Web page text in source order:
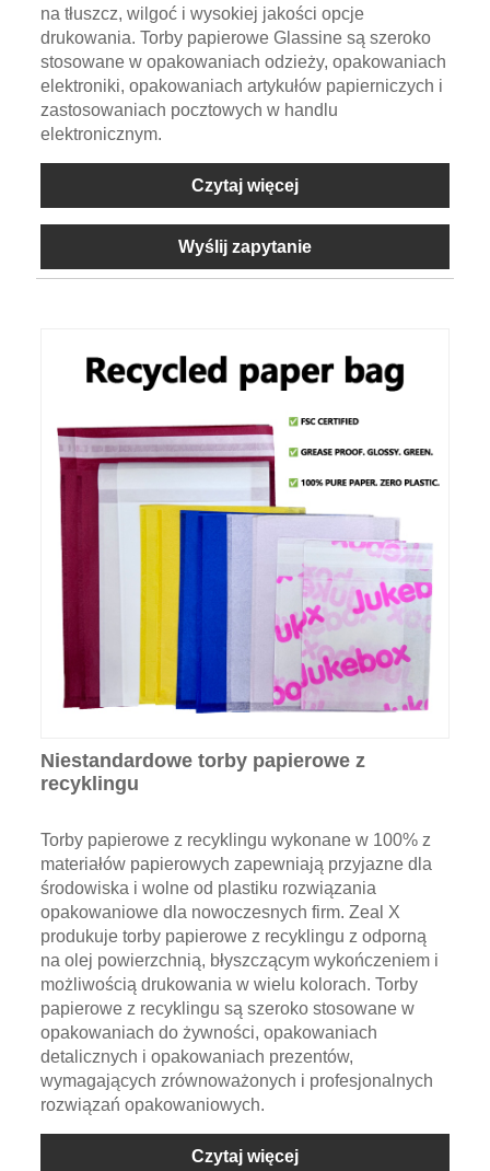
na tłuszcz, wilgoć i wysokiej jakości opcje
drukowania. Torby papierowe Glassine są szeroko
stosowane w opakowaniach odzieży, opakowaniach
elektroniki, opakowaniach artykułów papierniczych i
zastosowaniach pocztowych w handlu
elektronicznym.
Czytaj więcej
Wyślij zapytanie
Niestandardowe torby papierowe z
recyklingu
Torby papierowe z recyklingu wykonane w 100% z
materiałów papierowych zapewniają przyjazne dla
środowiska i wolne od plastiku rozwiązania
opakowaniowe dla nowoczesnych firm. Zeal X
produkuje torby papierowe z recyklingu z odporną
na olej powierzchnią, błyszczącym wykończeniem i
możliwością drukowania w wielu kolorach. Torby
papierowe z recyklingu są szeroko stosowane w
opakowaniach do żywności, opakowaniach
detalicznych i opakowaniach prezentów,
wymagających zrównoważonych i profesjonalnych
rozwiązań opakowaniowych.
Czytaj więcej